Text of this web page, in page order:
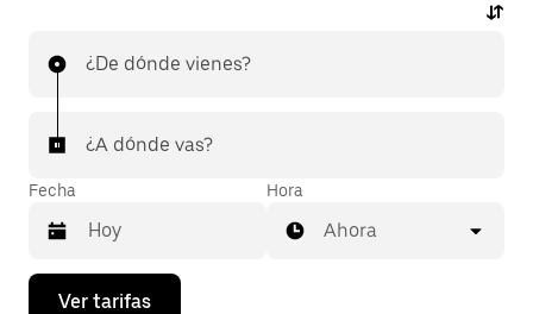
¿De dónde vienes?
¿A dónde vas?
Fecha
Presiona
Hora
Ahora
Ver tarifas